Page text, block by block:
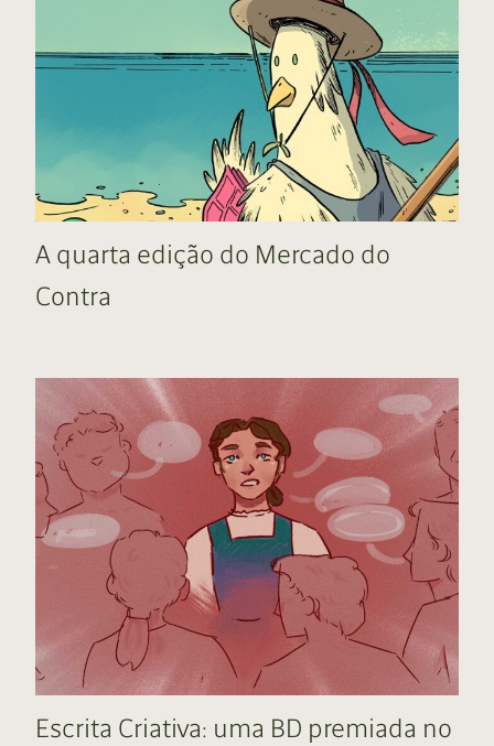
A quarta edição do Mercado do
Contra
Escrita Criativa: uma BD premiada no